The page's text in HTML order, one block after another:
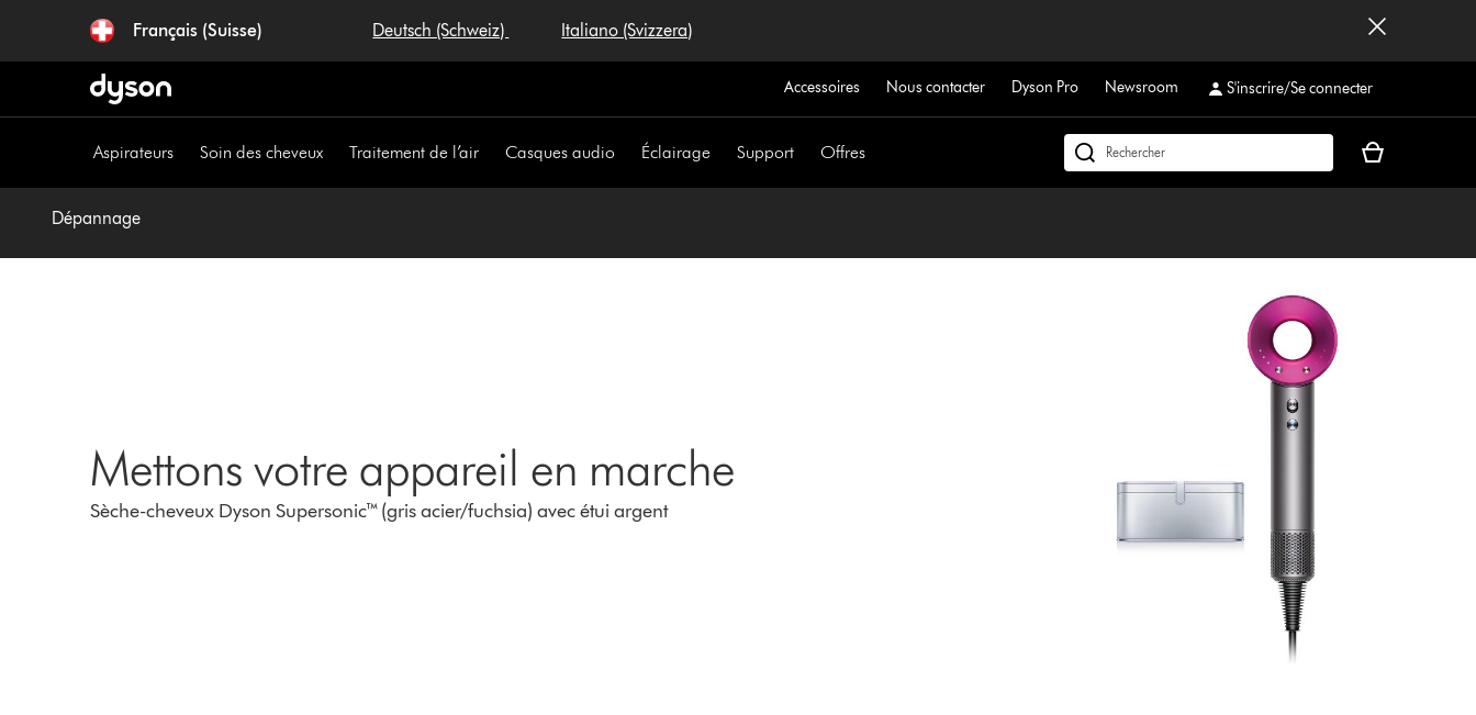
pages
Français (Suisse) Deutsch (Schweiz) Italiano (Svizzera)
Accessoires Nous contacter Dyson Pro Newsroom S'inscrire/Se connecter
Aspirateurs Soin des cheveux Traitement de l’air Casques audio Éclairage Support Offres
Rechercher
Votre
Dépannage
Mettons votre appareil en marche
Sèche-cheveux Dyson Supersonic™ (gris acier/fuchsia) avec étui argent